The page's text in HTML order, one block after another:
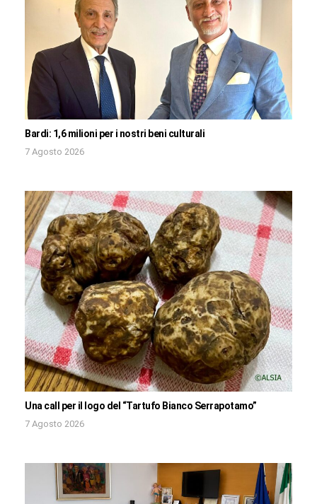
Bardi: 1,6 milioni per i nostri beni culturali
7 Agosto 2026
Una call per il logo del “Tartufo Bianco Serrapotamo”
7 Agosto 2026